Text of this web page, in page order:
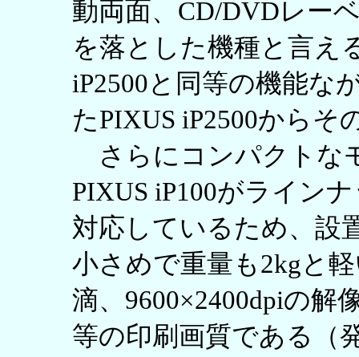
動両面、CD/DVDレー
を落とした機種と言え
iP2500と同等の機能な
たPIXUS iP2500からそ
さらにコンパクトな
PIXUS iP100がライン
対応しているため、設
小さめで重量も2kgと
滴、9600×2400dpiの解
等の印刷画質である（